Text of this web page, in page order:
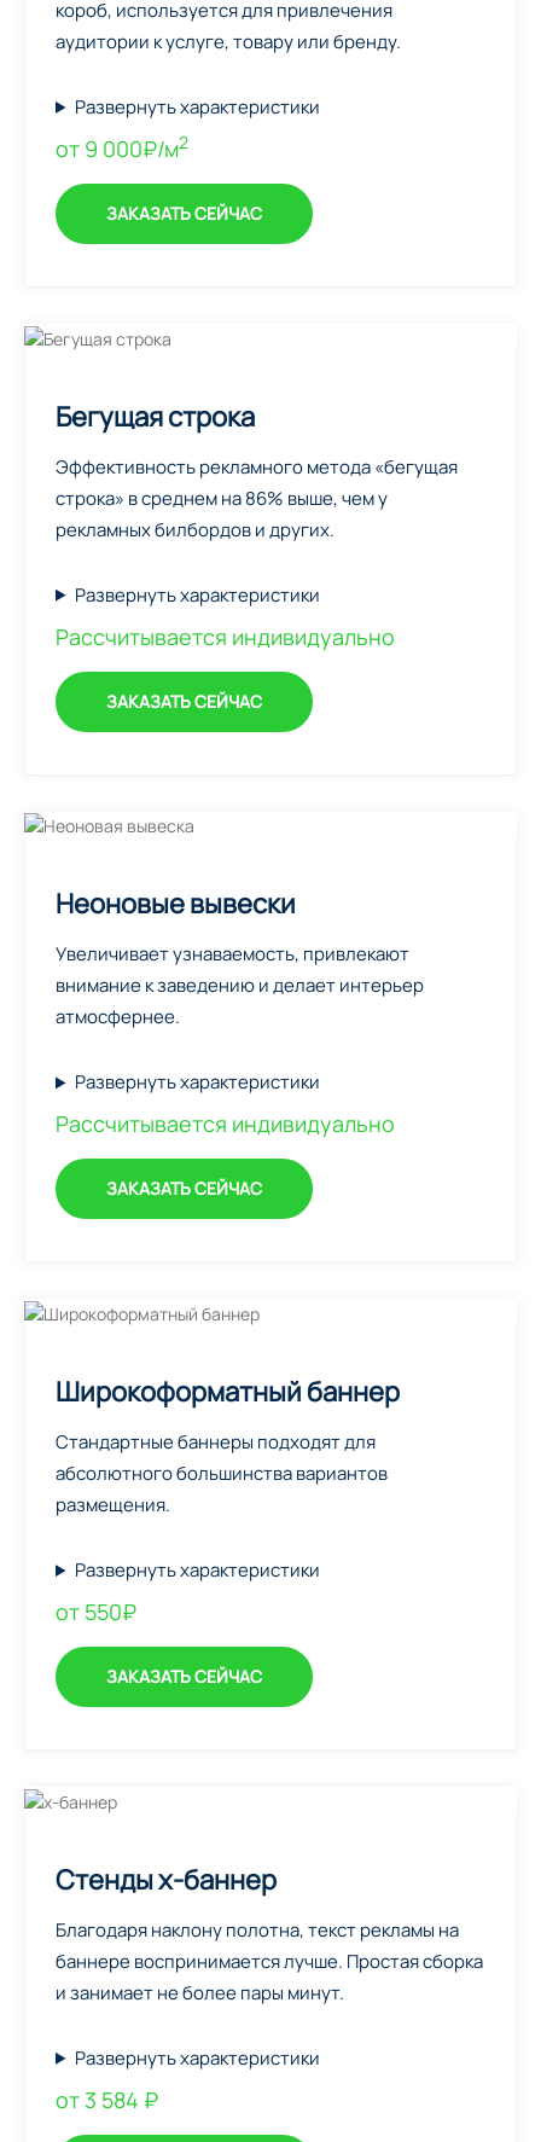
короб, используется для привлечения
аудитории к услуге, товару или бренду.
Развернуть характеристики
от 9 000₽/м2
ЗАКАЗАТЬ СЕЙЧАС
Бегущая строка
Эффективность рекламного метода «бегущая
строка» в среднем на 86% выше, чем у
рекламных билбордов и других.
Развернуть характеристики
Рассчитывается индивидуально
ЗАКАЗАТЬ СЕЙЧАС
Неоновые вывески
Увеличивает узнаваемость, привлекают
внимание к заведению и делает интерьер
атмосфернее.
Развернуть характеристики
Рассчитывается индивидуально
ЗАКАЗАТЬ СЕЙЧАС
Широкоформатный баннер
Стандартные баннеры подходят для
абсолютного большинства вариантов
размещения.
Развернуть характеристики
от 550₽
ЗАКАЗАТЬ СЕЙЧАС
Стенды х-баннер
Благодаря наклону полотна, текст рекламы на
баннере воспринимается лучше. Простая сборка
и занимает не более пары минут.
Развернуть характеристики
от 3 584 ₽